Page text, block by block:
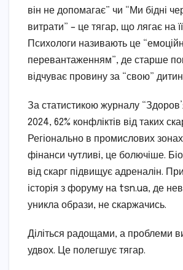
він не допомагає” чи “Ми бідні
витрати” – це тягар, що лягає на її
Психологи називають це
перевантаженням”, де старше
відчуває провину за “свою”
За статистикою журналу
2024, 62% конфліктів від таких
Регіонально в промислових
фінанси чутливі, це болючіше.
від скарг підвищує адреналін.
історія з форуму на tsn.ua, де
уникла образи, не скаржачись.
Діліться радощами, а проблеми
удвох. Це полегшує тягар.